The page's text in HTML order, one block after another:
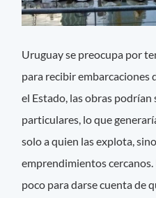
Uruguay se preocupa por
para recibir embarcaciones
el Estado, las obras
particulares, lo que
solo a quien las explota,
emprendimientos
poco para darse cuenta de